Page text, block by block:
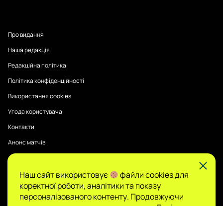
Про видання
Наша редакція
Редакційна політика
Політика конфіденційності
Використання cookies
Угода користувача
Контакти
Анонс матчів
Публікації на Sports Radar мають інформаційний характер.
Думки авторів є їхньою особистою позицією, редакція не
гарантує повної достовірності та не несе відповідальності
за зміст.
Наш сайт використовує
файли cookies для
коректної роботи, аналітики та показу
персоналізованого контенту. Продовжуючи